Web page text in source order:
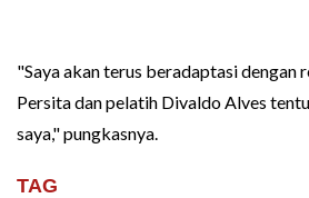
"Saya akan terus beradaptasi dengan
Persita dan pelatih Divaldo Alves
saya," pungkasnya.
TAG